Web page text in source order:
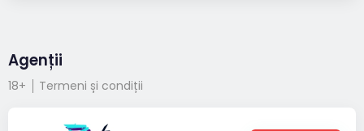
Agenții
18+ Termeni și condiții